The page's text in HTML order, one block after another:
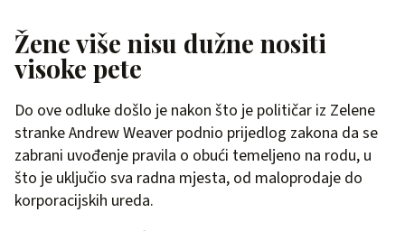
Žene više nisu dužne nositi
visoke pete
Do ove odluke došlo je nakon što je političar iz Zelene
stranke Andrew Weaver podnio prijedlog zakona da se
zabrani uvođenje pravila o obući temeljeno na rodu, u
što je uključio sva radna mjesta, od maloprodaje do
korporacijskih ureda.